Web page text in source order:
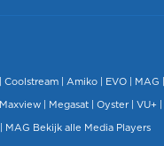
| Coolstream | Amiko EVO MAG
Maxview Megasat | Oyster | VU+
MAG Bekijk alle Media Players